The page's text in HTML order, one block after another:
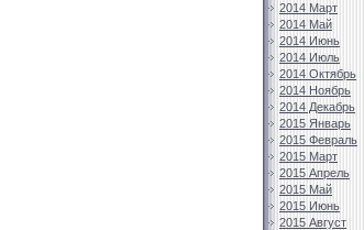
2014 Март
2014 Май
2014 Июнь
2014 Июль
2014 Октябрь
2014 Ноябрь
2014 Декабрь
2015 Январь
2015 Февраль
2015 Март
2015 Апрель
2015 Май
2015 Июнь
2015 Август